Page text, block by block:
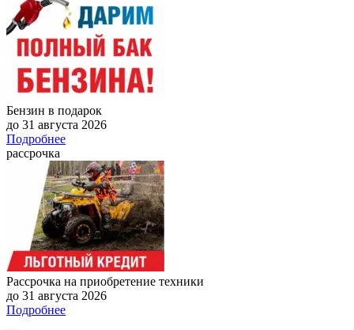
Бензин в подарок
до 31 августа 2026
Подробнее
рассрочка
Рассрочка на приобретение техники
до 31 августа 2026
Подробнее